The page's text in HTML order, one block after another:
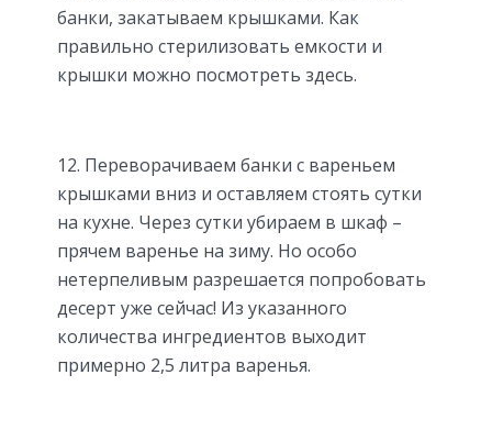
банки, закатываем крышками. Как
правильно стерилизовать емкости и
крышки можно посмотреть здесь.
12. Переворачиваем банки с вареньем
крышками вниз и оставляем стоять сутки
на кухне. Через сутки убираем в шкаф –
прячем варенье на зиму. Но особо
нетерпеливым разрешается попробовать
десерт уже сейчас! Из указанного
количества ингредиентов выходит
примерно 2,5 литра варенья.